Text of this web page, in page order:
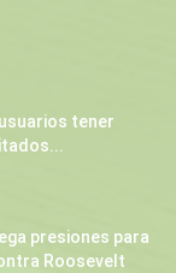
tener
presiones para
Roosevelt